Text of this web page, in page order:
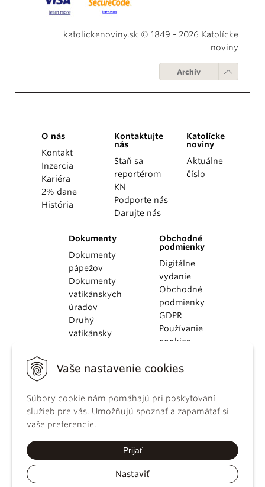
Vaše nastavenie cookies
Súbory cookie nám pomáhajú pri poskytovaní
služieb pre vás. Umožňujú spoznať a zapamätať si
vaše preferencie.
Prijať
Nastaviť
katolickenoviny.sk © 1849 - 2026 Katolícke
noviny
Archív
O nás
Kontakt
Inzercia
Kariéra
2% dane
História
Kontaktujte
nás
Staň sa
reportérom
KN
Podporte nás
Darujte nás
Katolícke
noviny
Aktuálne
číslo
Dokumenty
Dokumenty
pápežov
Dokumenty
vatikánskych
úradov
Druhý
vatikánsky
KBS
kánonického
práva
Katechizmus
Obchodné
podmienky
Digitálne
vydanie
Obchodné
podmienky
GDPR
Používanie
cookies